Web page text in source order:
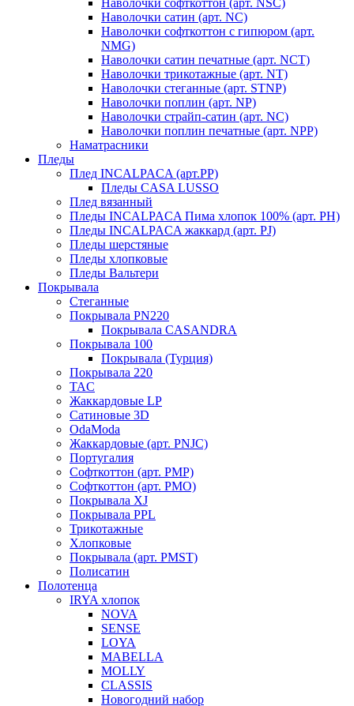
Наволочки софткоттон (арт. NSC)
Наволочки сатин (арт. NC)
Наволочки софткоттон с гипюром (арт.
NMG)
Наволочки сатин печатные (арт. NCT)
Наволочки трикотажные (арт. NT)
Наволочки стеганные (арт. STNP)
Наволочки поплин (арт. NP)
Наволочки страйп-сатин (арт. NC)
Наволочки поплин печатные (арт. NPP)
Наматрасники
Пледы
Плед INCALPACA (арт.PP)
Пледы CASA LUSSO
Плед вязанный
Пледы INCALPACA Пима хлопок 100% (арт. PH)
Пледы INCALPACA жаккард (арт. PJ)
Пледы шерстяные
Пледы хлопковые
Пледы Вальтери
Покрывала
Стеганные
Покрывала PN220
Покрывала CASANDRA
Покрывала 100
Покрывала (Турция)
Покрывала 220
TAC
Жаккардовые LP
Сатиновые 3D
OdaModa
Жаккардовые (арт. PNJC)
Португалия
Софткоттон (арт. PMP)
Софткоттон (арт. PMO)
Покрывала XJ
Покрывала PPL
Трикотажные
Хлопковые
Покрывала (арт. PMST)
Полисатин
Полотенца
IRYA хлопок
NOVA
SENSE
LOYA
MABELLA
MOLLY
CLASSIS
Новогодний набор